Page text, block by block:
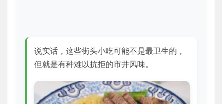
说实话，这些街头小吃可能不是最卫生的，
但就是有种难以抗拒的市井风味。